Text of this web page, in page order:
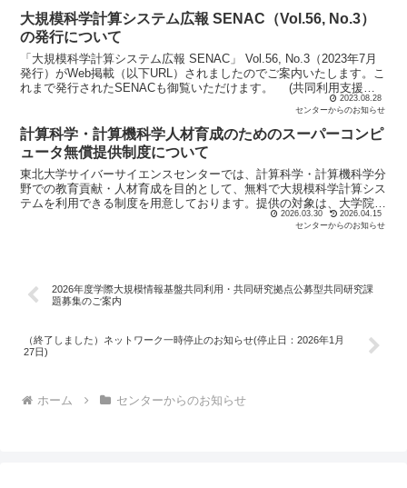
大規模科学計算システム広報 SENAC（Vol.56, No.3）
の発行について
「大規模科学計算システム広報 SENAC」 Vol.56, No.3（2023年7月
発行）がWeb掲載（以下URL）されましたのでご案内いたします。こ
れまで発行されたSENACも御覧いただけます。 (共同利用支援
2023.08.28
センターからのお知らせ
計算科学・計算機科学人材育成のためのスーパーコンピ
ュータ無償提供制度について
東北大学サイバーサイエンスセンターでは、計算科学・計算機科学分
野での教育貢献・人材育成を目的として、無料で大規模科学計算シス
テムを利用できる制度を用意しております。提供の対象は、大学院・
学部での講義実習等の教育目的(卒業論文、修士論文、博士...
2026.03.30
2026.04.15
センターからのお知らせ
2026年度学際大規模情報基盤共同利用・共同研究拠点公募型共同研究課
題募集のご案内
（終了しました）ネットワーク一時停止のお知らせ(停止日：2026年1月
27日)
ホーム センターからのお知らせ